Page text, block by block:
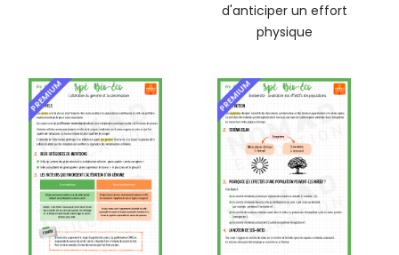
d'anticiper un effort
physique
PREMIUM PREMIUM